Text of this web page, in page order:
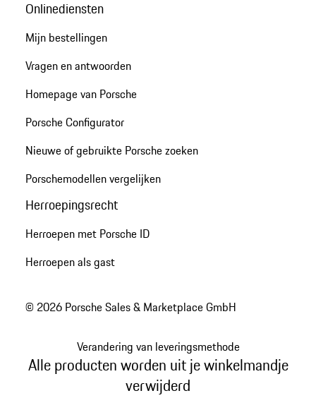
Onlinediensten
Mijn bestellingen
Vragen en antwoorden
Homepage van Porsche
Porsche Configurator
Nieuwe of gebruikte Porsche zoeken
Porschemodellen vergelijken
Herroepingsrecht
Herroepen met Porsche ID
Herroepen als gast
© 2026 Porsche Sales & Marketplace GmbH
Verandering van leveringsmethode
Alle producten worden uit je winkelmandje
verwijderd